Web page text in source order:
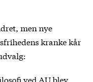
men nye
kranke kår
ved AU blev